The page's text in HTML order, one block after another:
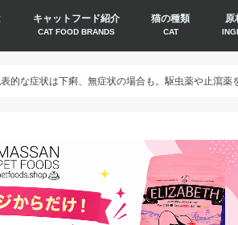
キャットフード紹介
CAT FOOD BRANDS
猫の種類
CAT
原
的な症状は下痢、無症状の場合も。駆虫薬や止瀉薬